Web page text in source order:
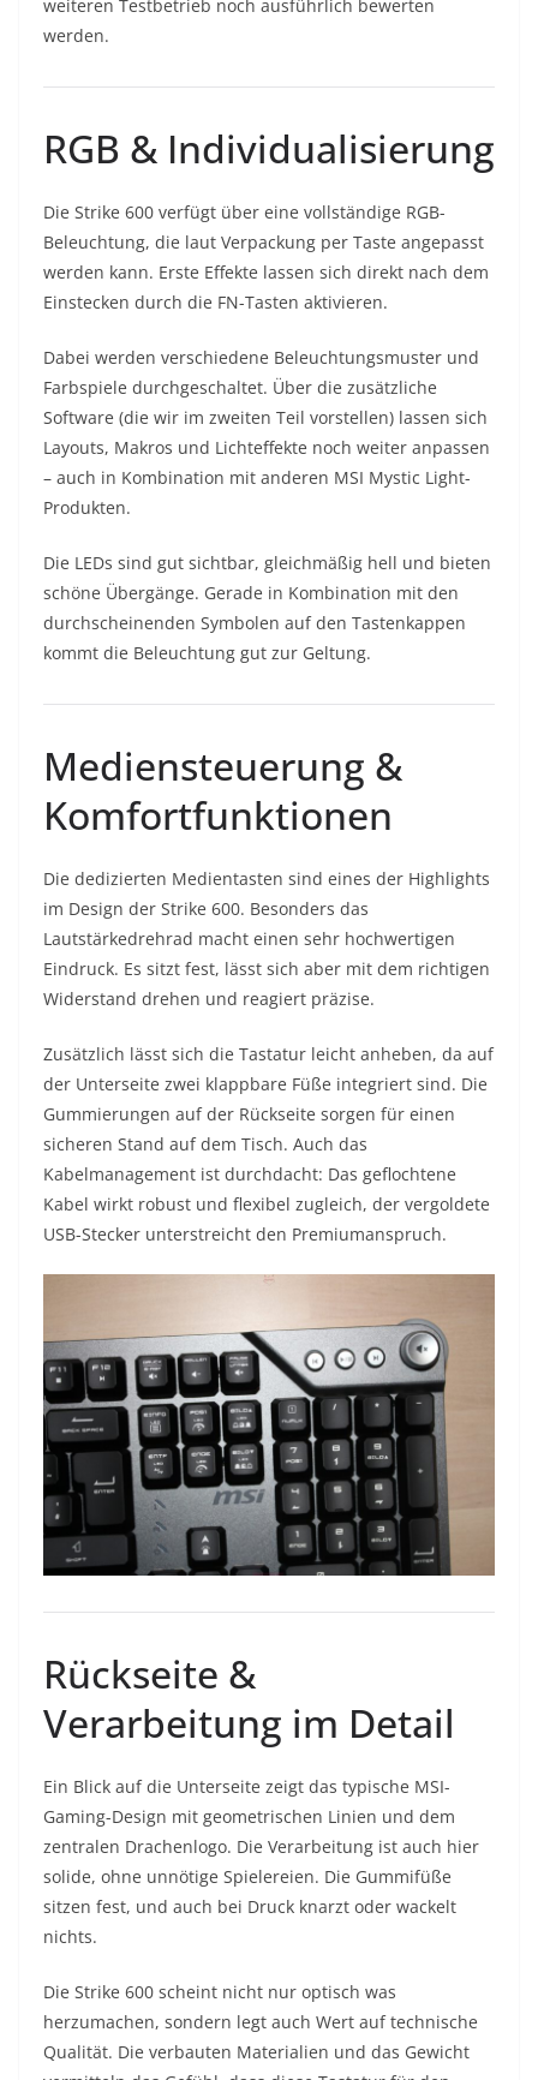
weiteren Testbetrieb noch ausführlich bewerten
werden.
RGB & Individualisierung
Die Strike 600 verfügt über eine vollständige RGB-
Beleuchtung, die laut Verpackung per Taste angepasst
werden kann. Erste Effekte lassen sich direkt nach dem
Einstecken durch die FN-Tasten aktivieren.
Dabei werden verschiedene Beleuchtungsmuster und
Farbspiele durchgeschaltet. Über die zusätzliche
Software (die wir im zweiten Teil vorstellen) lassen sich
Layouts, Makros und Lichteffekte noch weiter anpassen
– auch in Kombination mit anderen MSI Mystic Light-
Produkten.
Die LEDs sind gut sichtbar, gleichmäßig hell und bieten
schöne Übergänge. Gerade in Kombination mit den
durchscheinenden Symbolen auf den Tastenkappen
kommt die Beleuchtung gut zur Geltung.
Mediensteuerung &
Komfortfunktionen
Die dedizierten Medientasten sind eines der Highlights
im Design der Strike 600. Besonders das
Lautstärkedrehrad macht einen sehr hochwertigen
Eindruck. Es sitzt fest, lässt sich aber mit dem richtigen
Widerstand drehen und reagiert präzise.
Zusätzlich lässt sich die Tastatur leicht anheben, da auf
der Unterseite zwei klappbare Füße integriert sind. Die
Gummierungen auf der Rückseite sorgen für einen
sicheren Stand auf dem Tisch. Auch das
Kabelmanagement ist durchdacht: Das geflochtene
Kabel wirkt robust und flexibel zugleich, der vergoldete
USB-Stecker unterstreicht den Premiumanspruch.
Rückseite &
Verarbeitung im Detail
Ein Blick auf die Unterseite zeigt das typische MSI-
Gaming-Design mit geometrischen Linien und dem
zentralen Drachenlogo. Die Verarbeitung ist auch hier
solide, ohne unnötige Spielereien. Die Gummifüße
sitzen fest, und auch bei Druck knarzt oder wackelt
nichts.
Die Strike 600 scheint nicht nur optisch was
herzumachen, sondern legt auch Wert auf technische
Qualität. Die verbauten Materialien und das Gewicht